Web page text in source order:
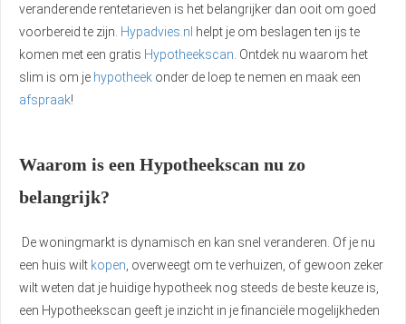
veranderende rentetarieven is het belangrijker dan ooit om goed
voorbereid te zijn. Hypadvies.nl helpt je om beslagen ten ijs te
komen met een gratis Hypotheekscan . Ontdek nu waarom het
slim is om je hypotheek onder de loep te nemen en maak een
afspraak!
Waarom is een Hypotheekscan nu zo
belangrijk?
De woningmarkt is dynamisch en kan snel veranderen. Of je nu
een huis wilt kopen , overweegt om te verhuizen, of gewoon zeker
wilt weten dat je huidige hypotheek nog steeds de beste keuze is,
een Hypotheekscan geeft je inzicht in je financiële mogelijkheden